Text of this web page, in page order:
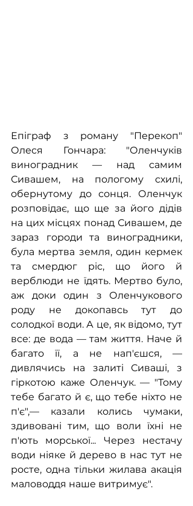
Епіграф з роману "Перекоп"
Олеся Гончара: "Оленчуків
виноградник — над самим
Сивашем, на пологому схилі,
обернутому до сонця. Оленчук
розповідає, що ще за його дідів
на цих місцях понад Сивашем, де
зараз городи та виноградники,
була мертва земля, один кермек
та смердюг ріс, що його й
верблюди не їдять. Мертво було,
аж доки один з Оленчукового
роду не докопавсь тут до
солодкої води. А це, як відомо, тут
все: де вода — там життя. Наче й
багато її, а не нап'єшся, —
дивлячись на залиті Сиваші, з
гіркотою каже Оленчук. — "Тому
тебе багато й є, що тебе ніхто не
п'є",— казали колись чумаки,
здивовані тим, що воли їхні не
п'ють морської... Через нестачу
води ніяке й дерево в нас тут не
росте, одна тільки жилава акація
маловоддя наше витримує".